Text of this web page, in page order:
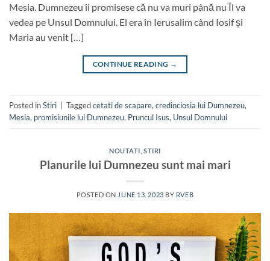
Mesia. Dumnezeu îi promisese că nu va muri până nu Îl va
vedea pe Unsul Domnului. El era în Ierusalim când Iosif și
Maria au venit […]
CONTINUE READING →
Posted inStiri Taggedcetati de scapare,credinciosia lui Dumnezeu,
Mesia, promisiunile lui Dumnezeu, Pruncul Isus, Unsul Domnului
NOUTATI ,STIRI
Planurile lui Dumnezeu sunt mai mari
POSTED ON JUNE 13, 2023 BY RVEB